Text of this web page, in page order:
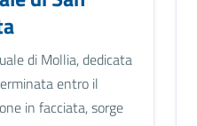
di Mollia, dedicata
entro il
in facciata, sorge